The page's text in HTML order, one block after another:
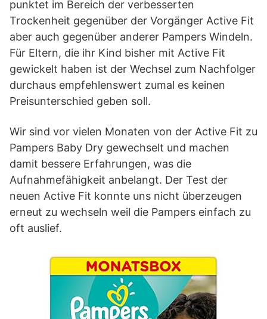
punktet im Bereich der verbesserten
Trockenheit gegenüber der Vorgänger Active Fit
aber auch gegenüber anderer Pampers Windeln.
Für Eltern, die ihr Kind bisher mit Active Fit
gewickelt haben ist der Wechsel zum Nachfolger
durchaus empfehlenswert zumal es keinen
Preisunterschied geben soll.
Wir sind vor vielen Monaten von der Active Fit zu
Pampers Baby Dry gewechselt und machen
damit bessere Erfahrungen, was die
Aufnahmefähigkeit anbelangt. Der Test der
neuen Active Fit konnte uns nicht überzeugen
erneut zu wechseln weil die Pampers einfach zu
oft auslief.